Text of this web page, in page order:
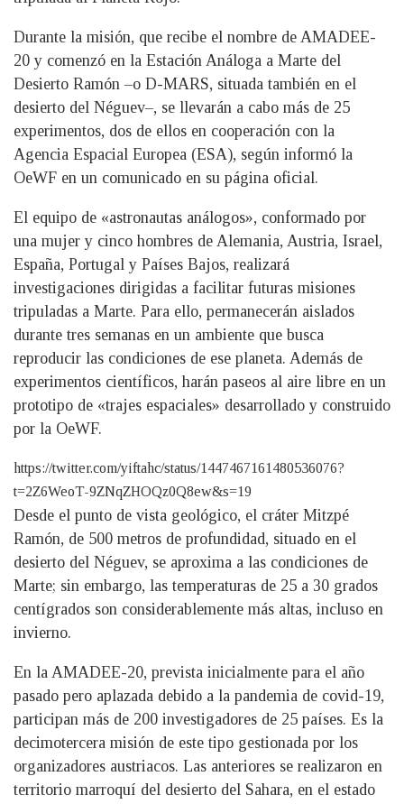
Durante la misión, que recibe el nombre de AMADEE-
20 y comenzó en la Estación Análoga a Marte del
Desierto Ramón –o D-MARS, situada también en el
desierto del Néguev–, se llevarán a cabo más de 25
experimentos, dos de ellos en cooperación con la
Agencia Espacial Europea (ESA), según informó la
OeWF en un comunicado en su página oficial.
El equipo de «astronautas análogos», conformado por
una mujer y cinco hombres de Alemania, Austria, Israel,
España, Portugal y Países Bajos, realizará
investigaciones dirigidas a facilitar futuras misiones
tripuladas a Marte. Para ello, permanecerán aislados
durante tres semanas en un ambiente que busca
reproducir las condiciones de ese planeta. Además de
experimentos científicos, harán paseos al aire libre en un
prototipo de «trajes espaciales» desarrollado y construido
por la OeWF.
https://twitter.com/yiftahc/status/1447467161480536076?
t=2Z6WeoT-9ZNqZHOQz0Q8ew&s=19
Desde el punto de vista geológico, el cráter Mitzpé
Ramón, de 500 metros de profundidad, situado en el
desierto del Néguev, se aproxima a las condiciones de
Marte; sin embargo, las temperaturas de 25 a 30 grados
centígrados son considerablemente más altas, incluso en
invierno.
En la AMADEE-20, prevista inicialmente para el año
pasado pero aplazada debido a la pandemia de covid-19,
participan más de 200 investigadores de 25 países. Es la
decimotercera misión de este tipo gestionada por los
organizadores austriacos. Las anteriores se realizaron en
territorio marroquí del desierto del Sahara, en el estado